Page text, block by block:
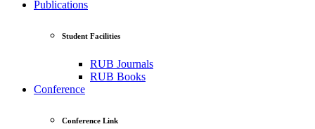
Publications
Student Facilities
RUB Journals
RUB Books
Conference
Conference Link